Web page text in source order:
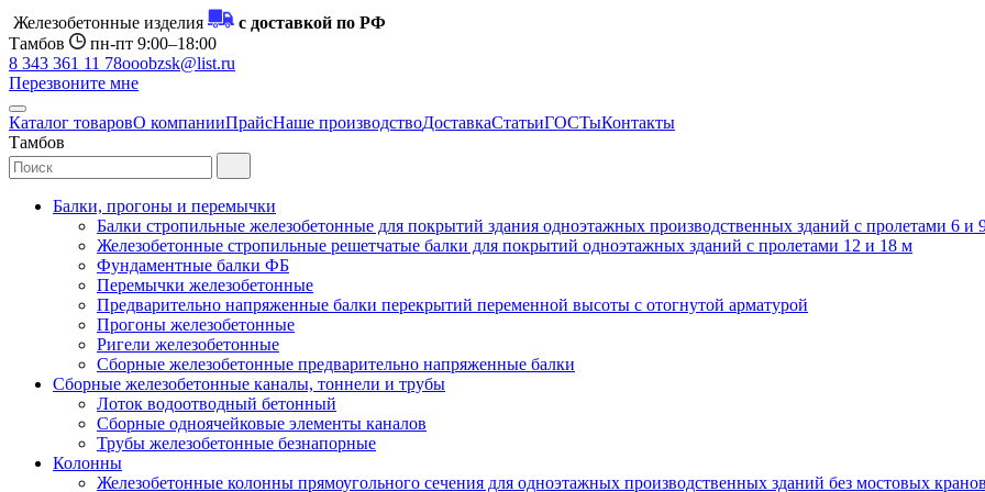
Железобетонные изделия
с доставкой по РФ
Тамбов
пн-пт 9:00–18:00
8 343 361 11 78ooobzsk@list.ru
Перезвоните мне
Каталог товаровО компанииПрайсНаше производствоДоставкаСтатьиГОСТыКонтакты
Тамбов
Балки, прогоны и перемычки
Балки стропильные железобетонные для покрытий здания одноэтажных производственных зданий с пролетами 6
Железобетонные стропильные решетчатые балки для покрытий одноэтажных зданий с пролетами 12 и 18 м
Фундаментные балки ФБ
Перемычки железобетонные
Предварительно напряженные балки перекрытий переменной высоты с отогнутой арматурой
Прогоны железобетонные
Ригели железобетонные
Сборные железобетонные предварительно напряженные балки
Сборные железобетонные каналы, тоннели и трубы
Лоток водоотводный бетонный
Сборные одноячейковые элементы каналов
Трубы железобетонные безнапорные
Колонны
Железобетонные колонны прямоугольного сечения для одноэтажных производственных зданий без мостовых кранов